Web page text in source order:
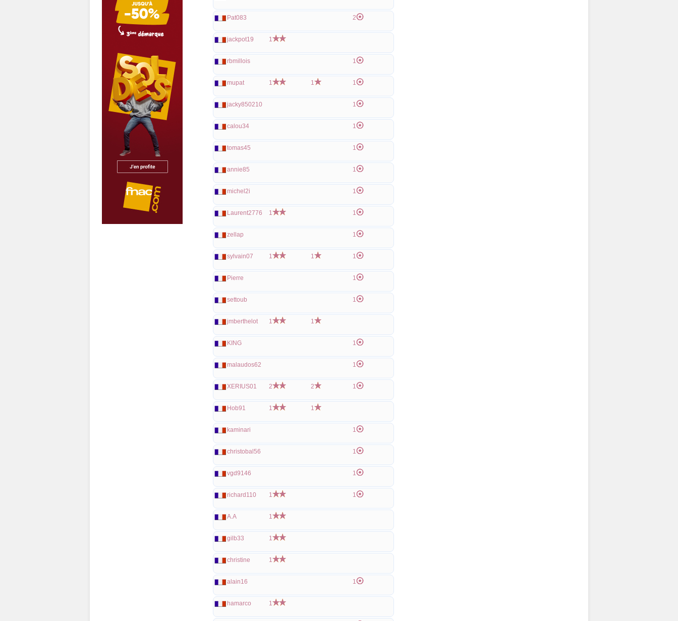
Pat083 2
jackpot19 1
rbmillois 1
mupat 1 1 1
jacky850210 1
calou34 1
tomas45 1
annie85 1
michel2i 1
Laurent2776 1 1
zellap 1
sylvain07 1 1 1
Pierre 1
settoub 1
jmberthelot 1 1
KING 1
malaudos62 1
XERIUS01 2 2 1
Hob91 1 1
kaminari 1
christobal56 1
vgd9146 1
richard110 1 1
A.A 1
gilb33 1
christine 1
alain16 1
hamarco 1